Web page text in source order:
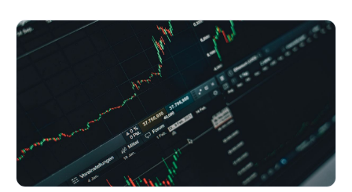
法人のお客さま
コラム
便利ツール
お問い合わせ